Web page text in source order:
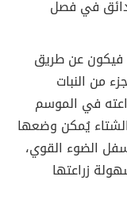
في فصل
فيكون عن طريق
من النبات
في الموسم
يُمكن وضعها
الضوء القوي،
زراعتها